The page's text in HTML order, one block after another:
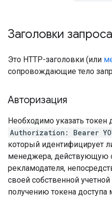
Заголовки запроса
Это HTTP-заголовки (или
сопровождающие тело
Авторизация
Необходимо указать токен
Authorization: Bearer
который идентифицирует
менеджера, действующую
рекламодателя,
своей собственной
получению токена доступа